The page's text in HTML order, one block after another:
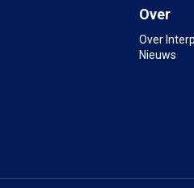
Over
Over
Nieuws